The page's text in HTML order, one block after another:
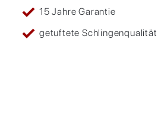
15 Jahre Garantie
getuftete Schlingenqualität